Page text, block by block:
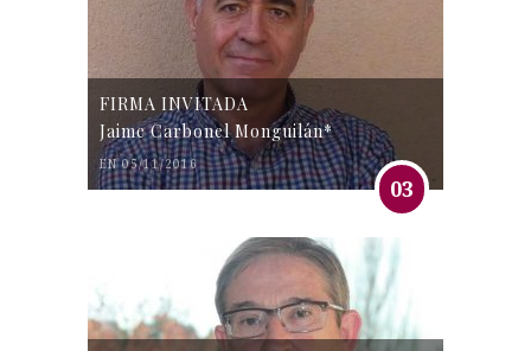
FIRMA INVITADA
Jaime Carbonel Monguilán*
EN 05/11/2016
03